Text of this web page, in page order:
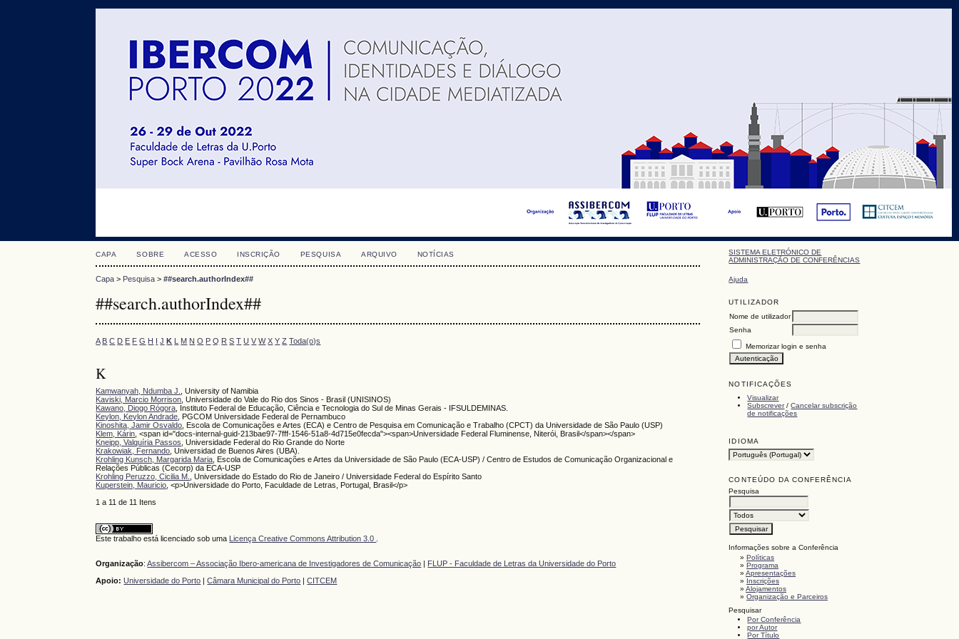
SISTEMA ELETRÓNICO DE
ADMINISTRAÇÃO DE CONFERÊNCIAS
Ajuda
UTILIZADOR
Nome de utilizador
Senha
Memorizar login e senha
NOTIFICAÇÕES
Visualizar
Subscrever/Cancelar subscrição
de notificações
IDIOMA
CONTEÚDO DA CONFERÊNCIA
Pesquisa
Informações sobre a Conferência
»Políticas
»Programa
»Apresentações
» Inscrições
»Alojamentos
»Organização e Parceiros
Pesquisar
Por Conferência
por Autor
Por Título
CAPA SOBRE ACESSO INSCRIÇÃO PESQUISA ARQUIVO NOTÍCIAS
Capa > Pesquisa >##search.authorIndex##
##search.authorIndex##
A B C D E F G H I J K L M N O P Q R S T U V W X Y Z Toda(o)s
K
Kamwanyah, Ndumba J.
, University of Namibia
Kaviski, Marcio Morrison , Universidade do Vale do Rio dos Sinos - Brasil (UNISINOS)
Kawano, Diogo Rógora , Instituto Federal de Educação, Ciência e Tecnologia do Sul de Minas Gerais - IFSULDEMINAS.
Keylon, Keylon Andrade , PGCOM Universidade Federal de Pernambuco
Kinoshita, Jamir Osvaldo , Escola de Comunicações e Artes (ECA) e Centro de Pesquisa em Comunicação e Trabalho (CPCT) da Universidade de São Paulo (USP)
Klem, Kárin , <span id="docs-internal-guid-213bae97-7fff-1546-51a8-4d715e0fecda"><span>Universidade Federal Fluminense, Niterói, Brasil</span></span>
Kneipp, Valquíria Passos , Universidade Federal do Rio Grande do Norte
Krakowiak, Fernando , Universidad de Buenos Aires (UBA).
Krohling Kunsch, Margarida Maria , Escola de Comunicações e Artes da Universidade de São Paulo (ECA-USP) / Centro de Estudos de Comunicação Organizacional e
Relações Públicas (Cecorp) da ECA-USP
Krohling Peruzzo, Cicilia M.
, Universidade do Estado do Rio de Janeiro / Universidade Federal do Espírito Santo
Kuperstein, Mauricio , <p>Universidade do Porto, Faculdade de Letras, Portugal, Brasil</p>
1 a 11 de 11 Itens
Este trabalho está licenciado sob uma Licença Creative Commons Attribution 3.0
Organização:Assibercom – Associação Ibero-americana de Investigadores de Comunicação
FLUP - Faculdade de Letras da Universidade do Porto
Apoio: Universidade do Porto |Câmara Municipal do Porto |CITCEM